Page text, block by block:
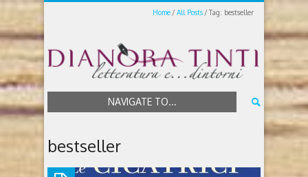
Home All Posts Tag: bestseller
NAVIGATE TO...
bestseller